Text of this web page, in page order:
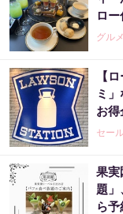
ロー
グルメ
【
ミ
お得
セー
果実
題」
ら予